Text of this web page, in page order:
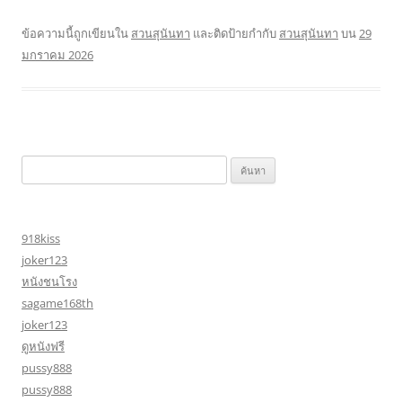
ข้อความนี้ถูกเขียนใน สวนสุนันทา และติดป้ายกำกับ สวนสุนันทา บน29
มกราคม 2026
สำหรับ:
918kiss
joker123
หนังชนโรง
sagame168th
joker123
ดูหนังฟรี
pussy888
pussy888